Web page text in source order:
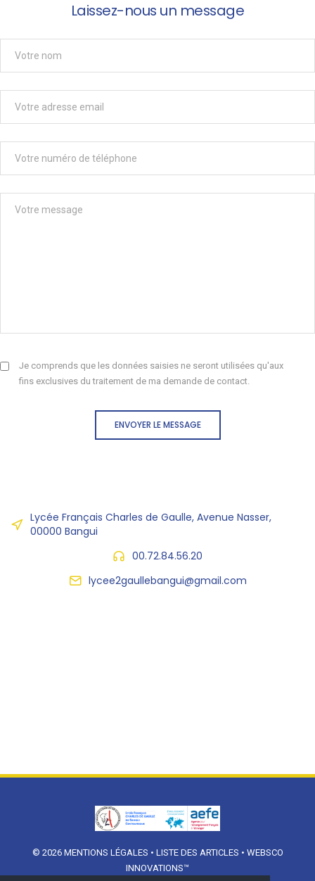
Laissez-nous un message
Je comprends que les données saisies ne seront utilisées qu'aux
fins exclusives du traitement de ma demande de contact.
ENVOYER LE MESSAGE
Lycée Français Charles de Gaulle, Avenue Nasser,
00000 Bangui
00.72.84.56.20
lycee2gaullebangui@gmail.com
© 2026 MENTIONS LÉGALES • LISTE DES ARTICLES • WEBSCO
INNOVATIONS™